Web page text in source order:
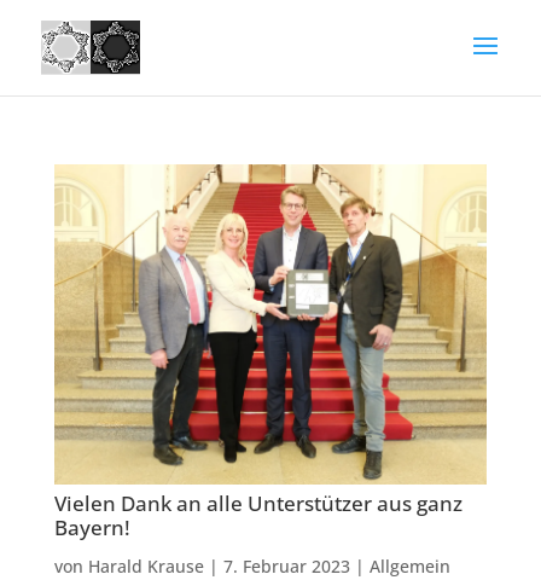
Vielen Dank an alle Unterstützer aus ganz
Bayern!
von Harald Krause| 7. Februar 2023| Allgemein